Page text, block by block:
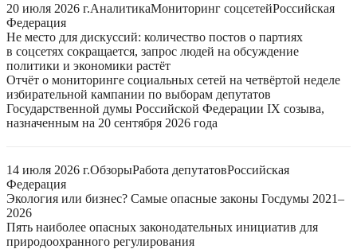
20 июля 2026 г.АналитикаМониторинг соцсетейРоссийская
Федерация
Не место для дискуссий: количество постов о партиях
в соцсетях сокращается, запрос людей на обсуждение
политики и экономики растёт
Отчёт о мониторинге социальных сетей на четвёртой неделе
избирательной кампании по выборам депутатов
Государственной думы Российской Федерации IX созыва,
назначенным на 20 сентября 2026 года
14 июля 2026 г.ОбзорыРабота депутатовРоссийская
Федерация
Экология или бизнес? Самые опасные законы Госдумы 2021–
2026
Пять наиболее опасных законодательных инициатив для
природоохранного регулирования